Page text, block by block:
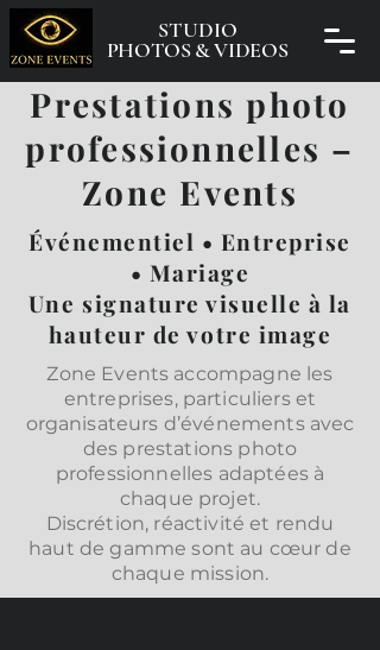
STUDIO
PHOTOS & VIDEOS
Prestations photo
professionnelles –
Zone Events
Événementiel • Entreprise
• Mariage
Une signature visuelle à la
hauteur de votre image
Zone Events accompagne les
entreprises, particuliers et
organisateurs d’événements avec
des prestations photo
professionnelles adaptées à
chaque projet.
Discrétion, réactivité et rendu
haut de gamme sont au cœur de
chaque mission.